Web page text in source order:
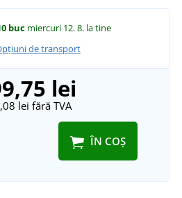
buc miercuri 12. 8. la tine
de transport
lei
lei fără TVA
ÎN COȘ